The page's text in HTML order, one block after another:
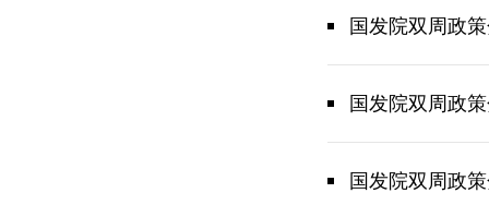
国发院双周政
国发院双周政
国发院双周政